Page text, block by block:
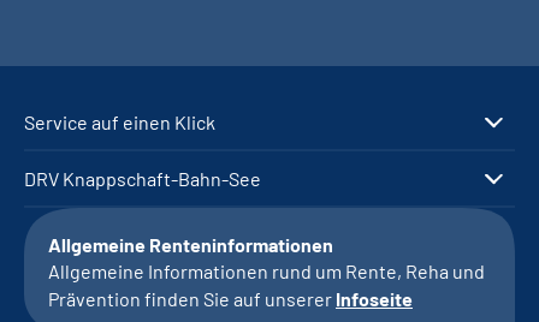
Service auf einen Klick
DRV Knappschaft-Bahn-See
Allgemeine Renteninformationen
Allgemeine Informationen rund um Rente, Reha und
Prävention finden Sie auf unserer Infoseite